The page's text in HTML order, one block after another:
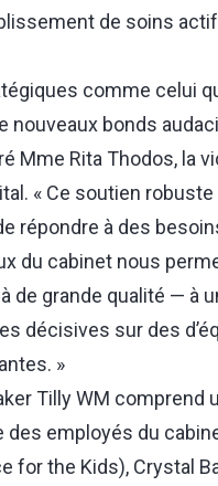
de soins
comme celui
nouveaux bonds
Mme Rita Thodos,
« Ce soutien
répondre à des
du cabinet nous
grande qualité — à
décisives sur des
»
Tilly WM
des employés du
for the Kids), Crystal